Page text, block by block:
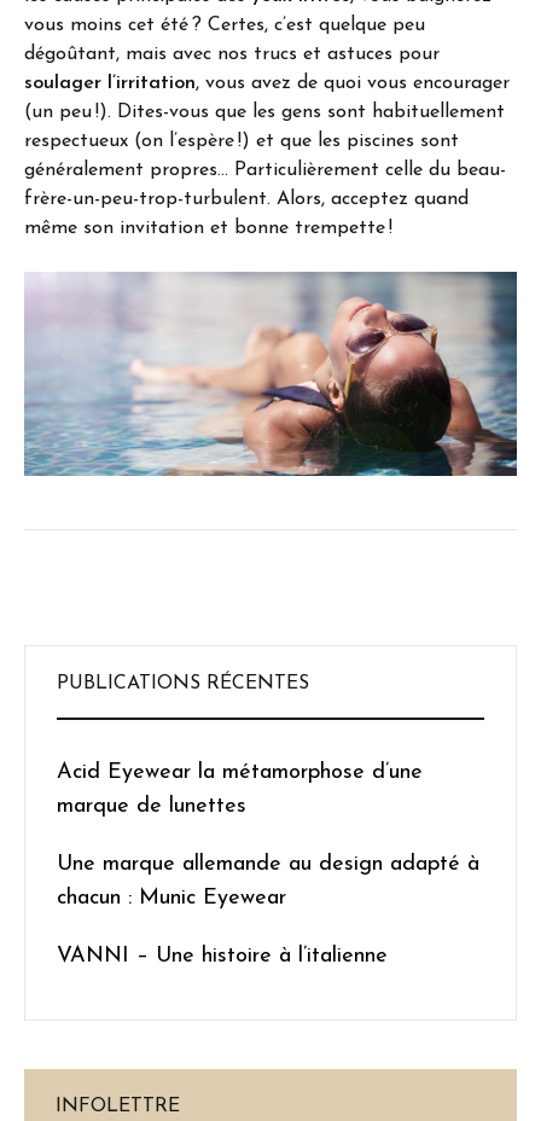
vous moins cet été ? Certes, c’est quelque peu
dégoûtant, mais avec nos trucs et astuces pour
soulager l’irritation, vous avez de quoi vous encourager
(un peu !). Dites-vous que les gens sont habituellement
respectueux (on l’espère !) et que les piscines sont
généralement propres… Particulièrement celle du beau-
frère-un-peu-trop-turbulent. Alors, acceptez quand
même son invitation et bonne trempette !
PUBLICATIONS RÉCENTES
Acid Eyewear la métamorphose d’une
marque de lunettes
Une marque allemande au design adapté à
chacun : Munic Eyewear
VANNI – Une histoire à l’italienne
INFOLETTRE